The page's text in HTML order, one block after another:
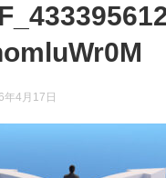
年4月17日